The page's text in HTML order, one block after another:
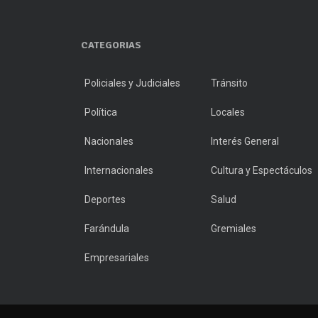
CATEGORIAS
Policiales y Judiciales Tránsito
Política Locales
Nacionales Interés General
Internacionales Cultura y Espectáculos
Deportes Salud
Farándula Gremiales
Empresariales